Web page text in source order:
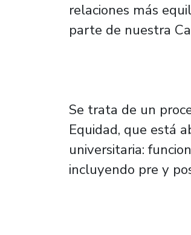
relaciones más
parte de nuestra
Se trata de un
Equidad, que está
universitaria:
incluyendo pre y